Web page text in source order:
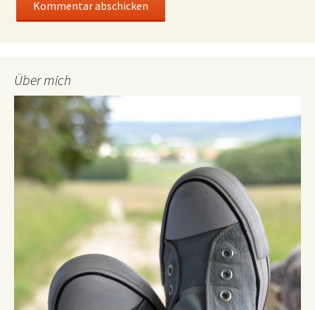
Über mich